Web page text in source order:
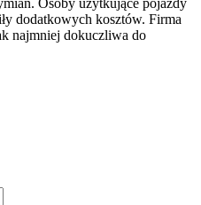
dodatkowych kosztów. Firma
najmniej dokuczliwa do